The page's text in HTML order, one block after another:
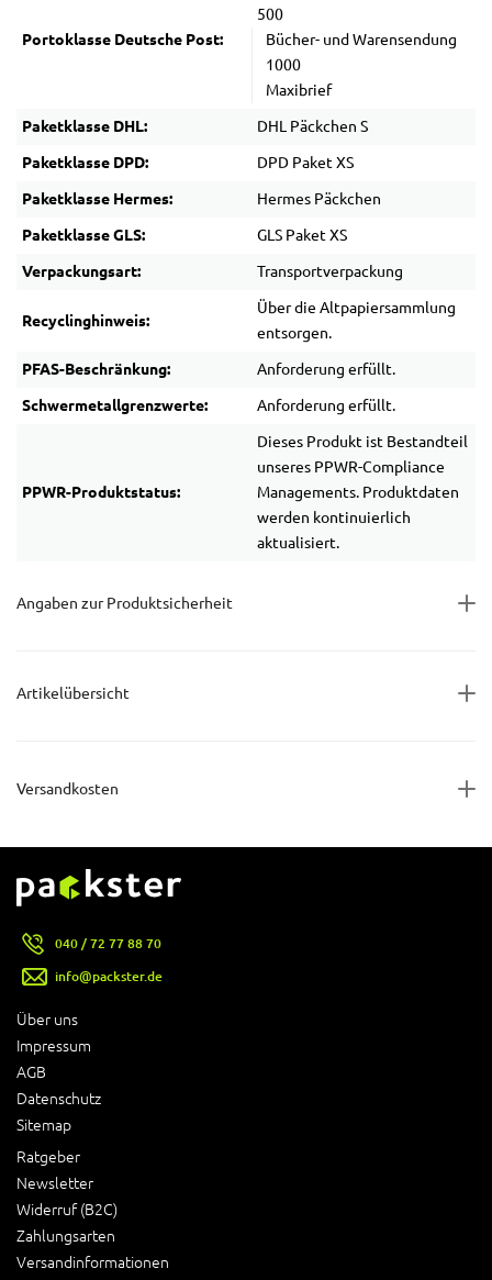
Portoklasse Deutsche Post:
500
Bücher- und Warensendung
1000
Maxibrief
Paketklasse DHL: DHL Päckchen S
Paketklasse DPD: DPD Paket XS
Paketklasse Hermes: Hermes Päckchen
Paketklasse GLS: GLS Paket XS
Verpackungsart: Transportverpackung
Recyclinghinweis:
Über die Altpapiersammlung
entsorgen.
PFAS-Beschränkung: Anforderung erfüllt.
Schwermetallgrenzwerte: Anforderung erfüllt.
PPWR-Produktstatus:
Dieses Produkt ist Bestandteil
unseres PPWR-Compliance
Managements. Produktdaten
werden kontinuierlich
aktualisiert.
Angaben zur Produktsicherheit
Artikelübersicht
Versandkosten
Über uns
Impressum
AGB
Datenschutz
Sitemap
Ratgeber
Newsletter
Widerruf (B2C)
Zahlungsarten
Versandinformationen
040 / 72 77 88 70
info@packster.de